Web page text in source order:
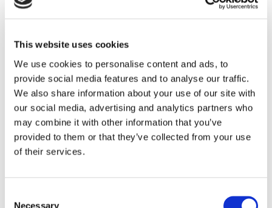
This website uses cookies
We use cookies to personalise content and ads, to
provide social media features and to analyse our traffic.
We also share information about your use of our site with
our social media, advertising and analytics partners who
may combine it with other information that you’ve
provided to them or that they’ve collected from your use
of their services.
Necessary
Annons